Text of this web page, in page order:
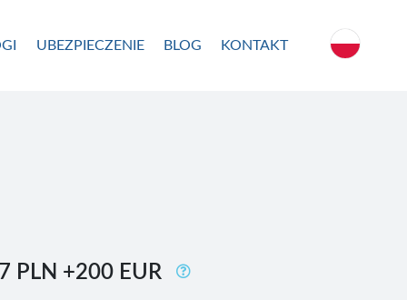
UBEZPIECZENIE BLOG KONTAKT
PLN +200 EUR